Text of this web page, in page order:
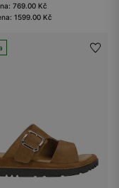
769.00 Kč
1599.00 Kč